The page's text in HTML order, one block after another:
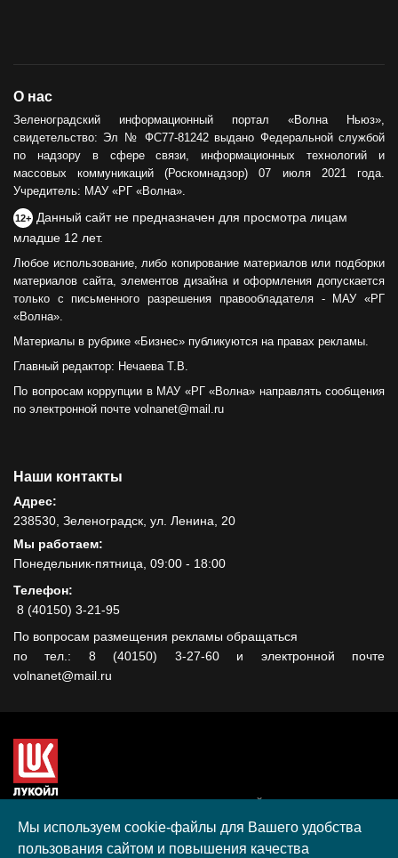
О нас
Зеленоградский информационный портал «Волна Ньюз»,
свидетельство: Эл № ФС77-81242 выдано Федеральной службой
по надзору в сфере связи, информационных технологий и
массовых коммуникаций (Роскомнадзор) 07 июля 2021 года.
Учредитель: МАУ «РГ «Волна».
12+ Данный сайт не предназначен для просмотра лицам
младше 12 лет.
Любое использование, либо копирование материалов или подборки
материалов сайта, элементов дизайна и оформления допускается
только с письменного разрешения правообладателя - МАУ «РГ
«Волна».
Материалы в рубрике «Бизнес» публикуются на правах рекламы.
Главный редактор: Нечаева Т.В.
По вопросам коррупции в МАУ «РГ «Волна» направлять сообщения
по электронной почте volnanet@mail.ru
Наши контакты
Адрес:
238530, Зеленоградск, ул. Ленина, 20
Мы работаем:
Понедельник-пятница, 09:00 - 18:00
Телефон:
8 (40150) 3-21-95
По вопросам размещения рекламы обращаться
по тел.: 8 (40150) 3-27-60 и электронной почте
volnanet@mail.ru
гранта, полученного в рамках XIII Конкурса социальных и
культурных проектов ПАО "ЛУКОЙЛ" на территории
Мы используем cookie-файлы для Вашего удобства
пользования сайтом и повышения качества